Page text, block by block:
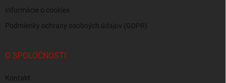
Informácie o cookies
Podmienky ochrany osobných údajov (GDPR)
O SPOLOČNOSTI
Kontakt